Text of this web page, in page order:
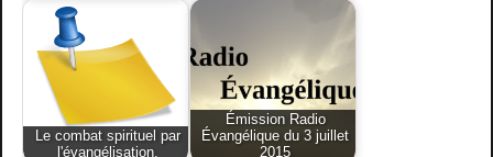
Le combat spirituel par
l'évangélisation.
Émission Radio
Évangélique du 3 juillet
2015